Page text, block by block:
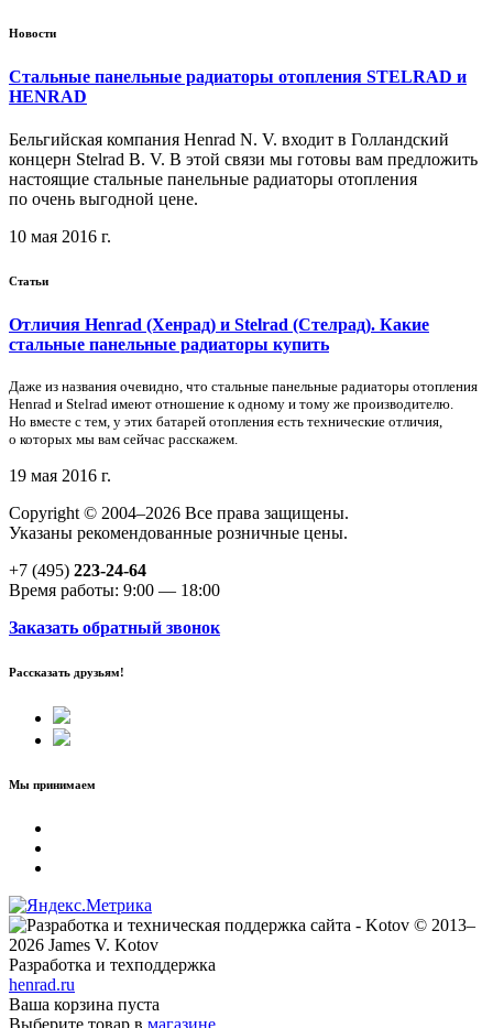
Новости
Стальные панельные радиаторы отопления STELRAD и
HENRAD
Бельгийская компания Henrad N. V. входит в Голландский
концерн Stelrad B. V. В этой связи мы готовы вам предложить
настоящие стальные панельные радиаторы отопления
по очень выгодной цене.
10 мая 2016 г.
Статьи
Отличия Henrad (Хенрад) и Stelrad (Стелрад). Какие
стальные панельные радиаторы купить
Даже из названия очевидно, что стальные панельные радиаторы отопления
Henrad и Stelrad имеют отношение к одному и тому же производителю.
Но вместе с тем, у этих батарей отопления есть технические отличия,
о которых мы вам сейчас расскажем.
19 мая 2016 г.
Copyright © 2004–2026 Все права защищены.
Указаны рекомендованные розничные цены.
+7 (495) 223-24-64
Время работы: 9:00 — 18:00
Заказать обратный звонок
Рассказать друзьям!
Мы принимаем
© 2013–
2026 James V. Kotov
Разработка и техподдержка
henrad.ru
Ваша корзина пуста